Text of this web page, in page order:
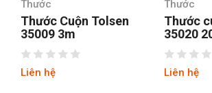
Thước cuộn Tolsen
35020 20m